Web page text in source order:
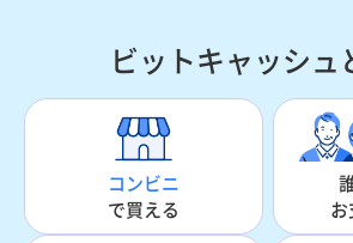
ビットキャッシュ
コンビニ
で買える
お